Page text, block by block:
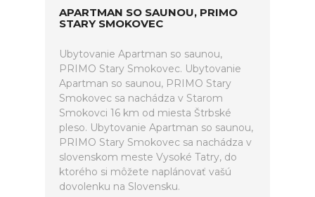
APARTMAN SO SAUNOU, PRIMO
STARY SMOKOVEC
Ubytovanie Apartman so saunou,
PRIMO Stary Smokovec. Ubytovanie
Apartman so saunou, PRIMO Stary
Smokovec sa nachádza v Starom
Smokovci 16 km od miesta Štrbské
pleso. Ubytovanie Apartman so saunou,
PRIMO Stary Smokovec sa nachádza v
slovenskom meste Vysoké Tatry, do
ktorého si môžete naplánovať vašú
dovolenku na Slovensku.